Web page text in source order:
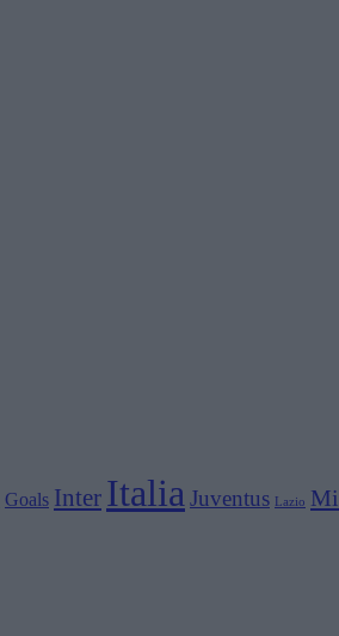
Goals Inter Italia Juventus Lazio